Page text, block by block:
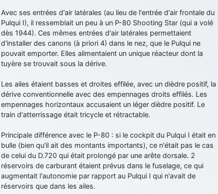
d9pouces: mais tu peux tenter l'un des rares lycées militaires
comme le Prytanée dans la Sarthe, ça ne peut pas faire de mal !
d9pouces : C'est plutôt après le lycée, voire après une prépa
scientifique, tu as donc encore un peu de temps devant toi
yaellerigolow
: bonjour a tous je suis un élève de première
passionnée par l'aviation militaire , pourrais je savoir que faire après
d9pouces: lesquels, par exemple ?
mahmoud: bonsoir, très instructif ce site .mais nous aimerions avoir
les photo des anciens appareils de l'armée de l'air de la haute -volta
d9pouces: Ça me casse quand même bien les pieds, j’avoue
jericho: Pour moi tout est à nouveau OK dirait-on… Merci à toi.
d9pouces
: En espérant n’avoir coupé les accessoires de personne
au passage !
d9pouces: j'ai trouvé un palliatif un peu violent, mais ça devrait aller
Avec ses entrées d'air latérales (au lieu de l'entrée d'air frontale du
Pulqui I), il ressemblait un peu à un P-80 Shooting Star (qui a volé
dès 1944). Ces mêmes entrées d'air latérales permettaient
d'installer des canons (à priori 4) dans le nez, que le Pulqui ne
pouvait emporter. Elles alimentaient un unique réacteur dont la
tuyère se trouvait sous la dérive.
Les ailes étaient basses et droites effilée, avec un dièdre positif, la
dérive conventionnelle avec des empennages droits effilés. Les
empennages horizontaux accusaient un léger dièdre positif. Le
train d'atterrissage était tricycle et rétractable.
Principale différence avec le P-80 : si le cockpit du Pulqui I était en
bulle (bien qu'il ait des montants importants), ce n'était pas le cas
de celui du D.720 qui était prolongé par une arête dorsale. 2
réservoirs de carburant étaient prévus dans le fuselage, ce qui
augmentait l'autonomie par rapport au Pulqui I qui n'avait de
réservoirs que dans les ailes.